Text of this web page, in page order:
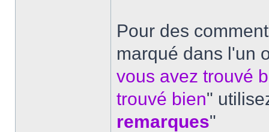
Pour des
marqué dans l'un
vous avez trouvé
trouvé bien"
remarques"